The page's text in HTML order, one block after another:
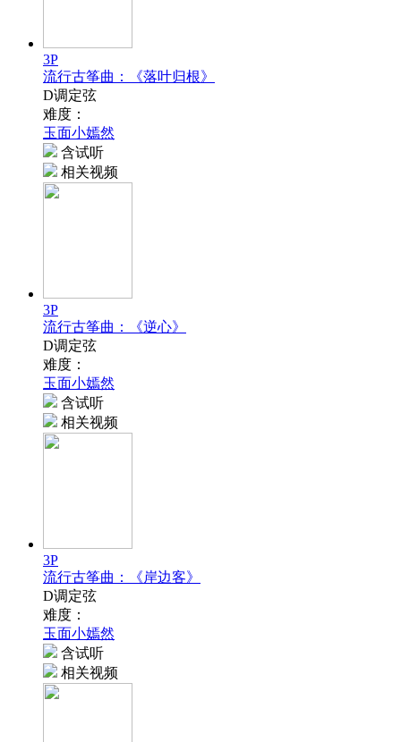
3P
流行古筝曲：《落叶归根》
D调定弦
难度：
玉面小嫣然
含试听
相关视频
3P
流行古筝曲：《逆心》
D调定弦
难度：
玉面小嫣然
含试听
相关视频
3P
流行古筝曲：《岸边客》
D调定弦
难度：
玉面小嫣然
含试听
相关视频